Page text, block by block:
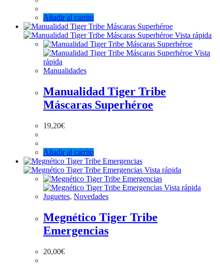
Añadir al carrito
Vista rápida
Vista
rápida
Manualidades
Manualidad Tiger Tribe
Máscaras Superhéroe
19,20€
Añadir al carrito
Vista rápida
Vista rápida
Juguetes, Novedades
Megnético Tiger Tribe
Emergencias
20,00€